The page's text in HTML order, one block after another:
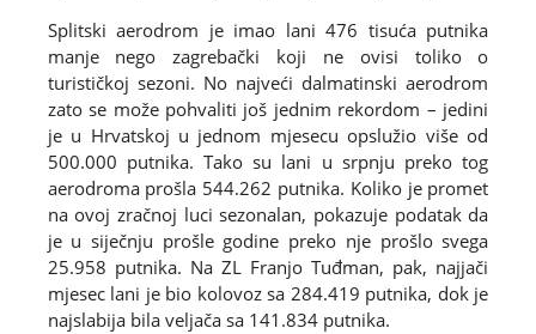
Splitski aerodrom je imao lani 476 tisuća putnika
manje nego zagrebački koji ne ovisi toliko o
turističkoj sezoni. No najveći dalmatinski aerodrom
zato se može pohvaliti još jednim rekordom – jedini
je u Hrvatskoj u jednom mjesecu opslužio više od
500.000 putnika. Tako su lani u srpnju preko tog
aerodroma prošla 544.262 putnika. Koliko je promet
na ovoj zračnoj luci sezonalan, pokazuje podatak da
je u siječnju prošle godine preko nje prošlo svega
25.958 putnika. Na ZL Franjo Tuđman, pak, najjači
mjesec lani je bio kolovoz sa 284.419 putnika, dok je
najslabija bila veljača sa 141.834 putnika.